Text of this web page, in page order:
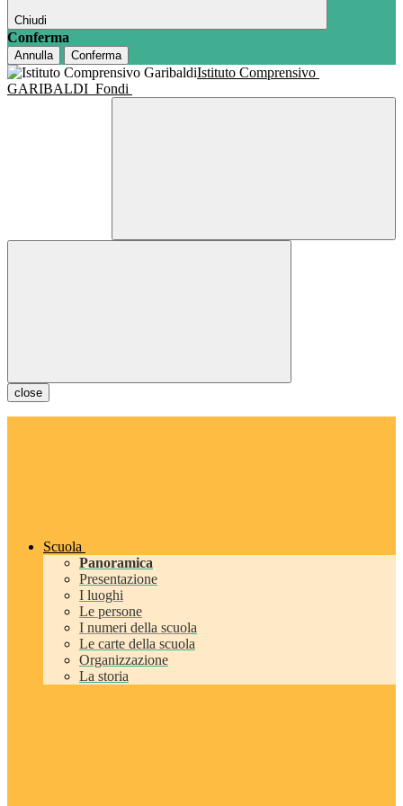
Chiudi
Conferma
Annulla Conferma
Istituto Comprensivo
GARIBALDI Fondi
close
Scuola
Panoramica
Presentazione
I luoghi
Le persone
I numeri della scuola
Le carte della scuola
Organizzazione
La storia